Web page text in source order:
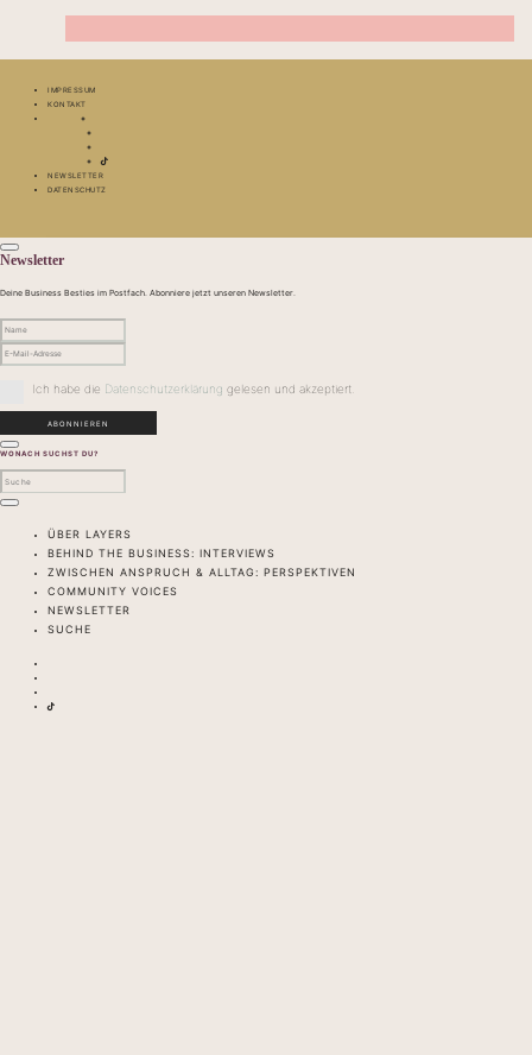
IMPRESSUM
KONTAKT
NEWSLETTER
DATENSCHUTZ
Newsletter
Deine Business Besties im Postfach. Abonniere jetzt unseren Newsletter.
Ich habe die Datenschutzerklärung gelesen und akzeptiert.
WONACH SUCHST DU?
ÜBER LAYERS
BEHIND THE BUSINESS: INTERVIEWS
ZWISCHEN ANSPRUCH & ALLTAG: PERSPEKTIVEN
COMMUNITY VOICES
NEWSLETTER
SUCHE